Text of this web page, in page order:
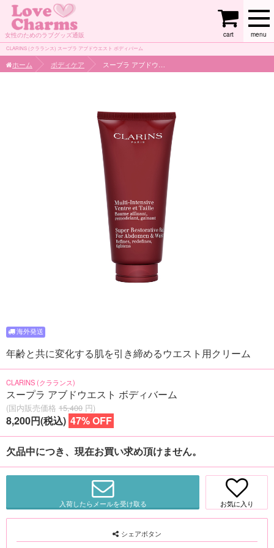
女性のためのラブグッズ通販 menu
cart
CLARINS (クラランス) スープラ アブドウエスト ボディバーム
ホーム ボディケア
年齢と共に変化する肌を引き締めるウエスト用クリーム
CLARINS (クラランス)
スープラ アブドウエスト ボディバーム
(国内販売価格 15,400 円)
8,200円(税込) 47% OFF
欠品中につき、現在お買い求め頂けません。
入荷したらメールを受け取る お気に入り
シェアボタン